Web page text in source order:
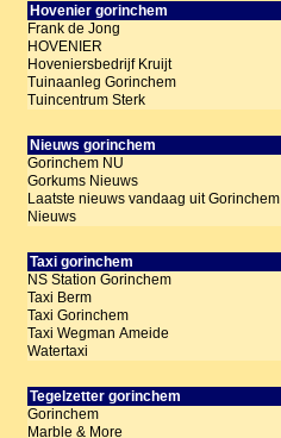
Hovenier gorinchem
Frank de Jong
HOVENIER
Hoveniersbedrijf Kruijt
Tuinaanleg Gorinchem
Tuincentrum Sterk
Nieuws gorinchem
Gorinchem NU
Gorkums Nieuws
Laatste nieuws vandaag uit Gorinchem
Nieuws
Taxi gorinchem
NS Station Gorinchem
Taxi Berm
Taxi Gorinchem
Taxi Wegman Ameide
Watertaxi
Tegelzetter gorinchem
Gorinchem
Marble & More